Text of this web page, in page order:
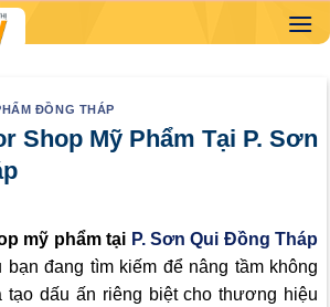
ĐỒNG THÁP
Shop Mỹ Phẩm Tại P. Sơn
mỹ phẩm tại P. Sơn Qui Đồng Tháp
bạn đang tìm kiếm để nâng tầm không
tạo dấu ấn riêng biệt cho thương hiệu